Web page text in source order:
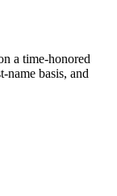
a time-honored
basis, and